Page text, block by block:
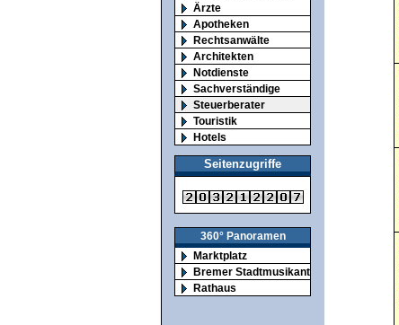
Ärzte
Apotheken
Rechtsanwälte
Architekten
Notdienste
Sachverständige
Steuerberater
Touristik
Hotels
Seitenzugriffe
360° Panoramen
Marktplatz
Bremer Stadtmusikanten
Rathaus